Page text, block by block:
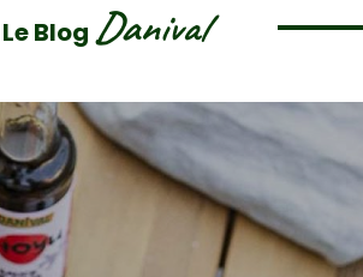
Le Blog Danival